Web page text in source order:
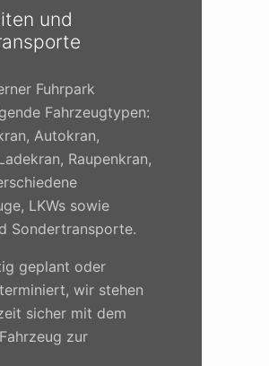
und
Fuhrpark
Fahrzeugtypen:
Autokran,
Raupenkran,
LKWs sowie
Sondertransporte.
geplant oder
wir stehen
sicher mit dem
zur